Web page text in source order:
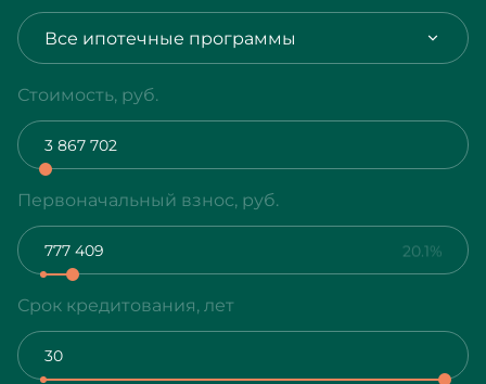
Все ипотечные программы
Стоимость, руб.
Первоначальный взнос, руб.
20.1%
Срок кредитования, лет